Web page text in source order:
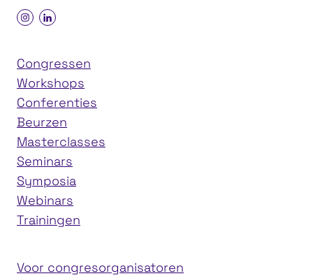
Congressen
Workshops
Conferenties
Beurzen
Masterclasses
Seminars
Symposia
Webinars
Trainingen
Voor congresorganisatoren